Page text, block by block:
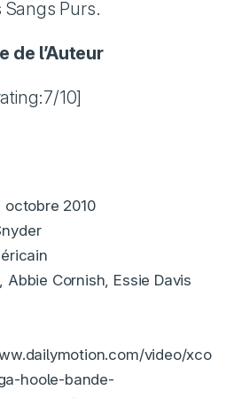
Purs.
de l’Auteur
10]
octobre 2010
Abbie Cornish, Essie Davis
video/xco
hoole-bande-